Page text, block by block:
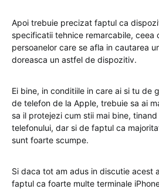
Apoi trebuie precizat faptul ca
specificatii tehnice remarcabile, ceea
persoanelor care se afla in cautarea
doreasca un astfel de dispozitiv.
Ei bine, in conditiile in care ai si tu de
de telefon de la Apple, trebuie sa ai
sa il protejezi cum stii mai bine,
telefonului, dar si de faptul ca
sunt foarte scumpe.
Si daca tot am adus in discutie acest
faptul ca foarte multe terminale